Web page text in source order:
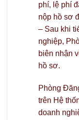
phí, lệ phí
nộp hồ sơ
– Sau khi
nghiệp,
biên nhận
hồ sơ.
Phòng
trên Hệ
doanh